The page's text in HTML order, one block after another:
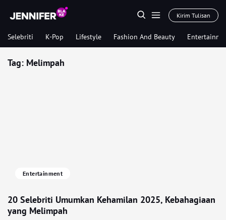
Kirim Tulisan
Selebriti K-Pop Lifestyle Fashion And Beauty
Tag: Melimpah
Entertainment
20 Selebriti Umumkan Kehamilan 2025, Kebahagiaan
yang Melimpah